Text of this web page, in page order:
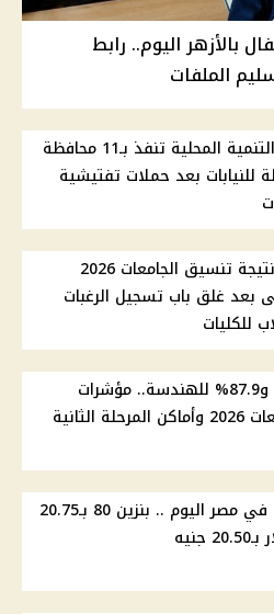
بالأزهر اليوم.. رابط
الملفات
قرارات وزيرة التنمية المحلية تنفذ بـ11 محافظة
81 حالة للنيابات بعد حملات تفتيشية
موعد ظهور نتيجة تنسيق الجامعات 2026
بعد غلق باب تسجيل الرغبات
للكليات
92.8% للطب و87.9% للهندسة.. مؤشرات
أسعار الوقود في مصر اليوم .. بنزين 80 بـ20.75